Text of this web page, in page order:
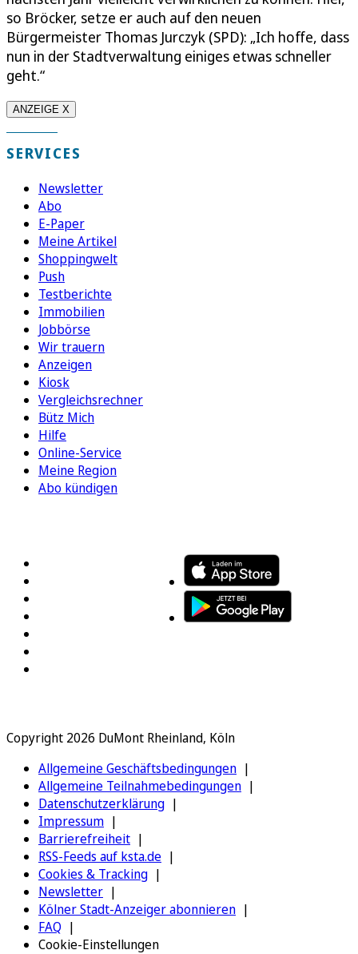
so Bröcker, setze er auch auf den neuen
Bürgermeister Thomas Jurczyk (SPD): „Ich hoffe, dass
nun in der Stadtverwaltung einiges etwas schneller
geht.“
ANZEIGE X
SERVICES
Newsletter
Abo
E-Paper
Meine Artikel
Shoppingwelt
Push
Testberichte
Immobilien
Jobbörse
Wir trauern
Anzeigen
Kiosk
Vergleichsrechner
Bütz Mich
Hilfe
Online-Service
Meine Region
Abo kündigen
Copyright 2026 DuMont Rheinland, Köln
Allgemeine Geschäftsbedingungen
Allgemeine Teilnahmebedingungen
Datenschutzerklärung
Impressum
Barrierefreiheit
RSS-Feeds auf ksta.de
Cookies & Tracking
Newsletter
Kölner Stadt-Anzeiger abonnieren
FAQ
Cookie-Einstellungen